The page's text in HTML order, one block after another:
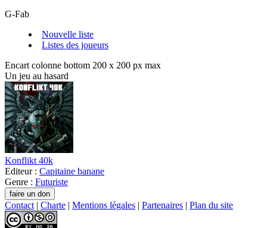
G-Fab
Nouvelle liste
Listes des joueurs
Encart colonne bottom 200 x 200 px max
Un jeu au hasard
Konflikt 40k
Editeur : Capitaine banane
Genre : Futuriste
Contact | Charte | Mentions légales | Partenaires | Plan du site